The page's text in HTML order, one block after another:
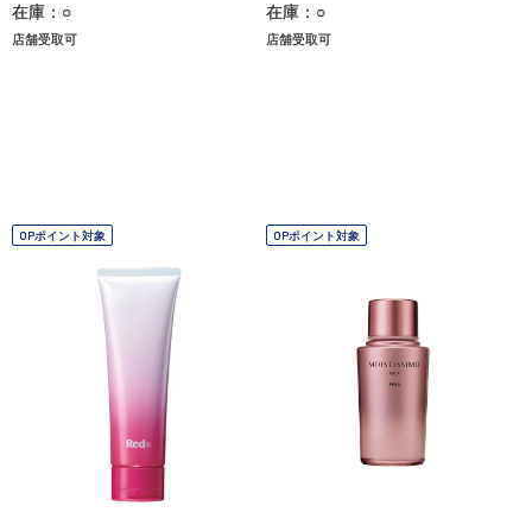
在庫：○
店舗受取可
在庫：○
店舗受取可
OPポイント対象 OPポイント対象